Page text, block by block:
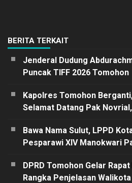
BERITA TERKAIT
Jenderal Dudung
Puncak TIFF 2026 Tomohon
Kapolres Tomohon
Selamat Datang Pak
Bawa Nama Sulut, LPPD
Pesparawi XIV Manokwari
DPRD Tomohon Gelar
Rangka Penjelasan